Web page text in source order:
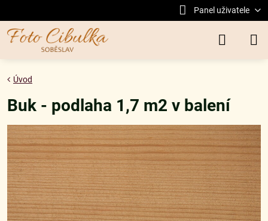
Panel uživatele
Úvod
Buk - podlaha 1,7 m2 v balení